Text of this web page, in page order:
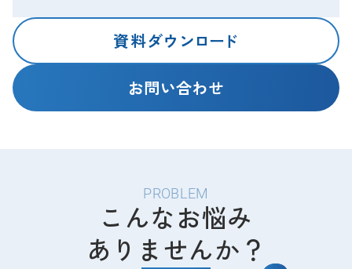
資料ダウ ンロード
お問い合わせ
PROBLEM
こんなお悩み
ありませんか？